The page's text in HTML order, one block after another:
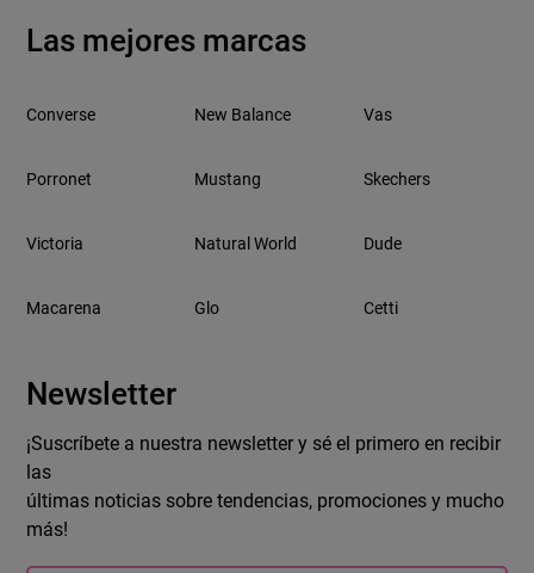
Las mejores marcas
Converse New Balance Vas
Porronet Mustang Skechers
Victoria Natural World Dude
Macarena Glo Cetti
Newsletter
¡Suscríbete a nuestra newsletter y sé el primero en recibir
las
últimas noticias sobre tendencias, promociones y mucho
más!